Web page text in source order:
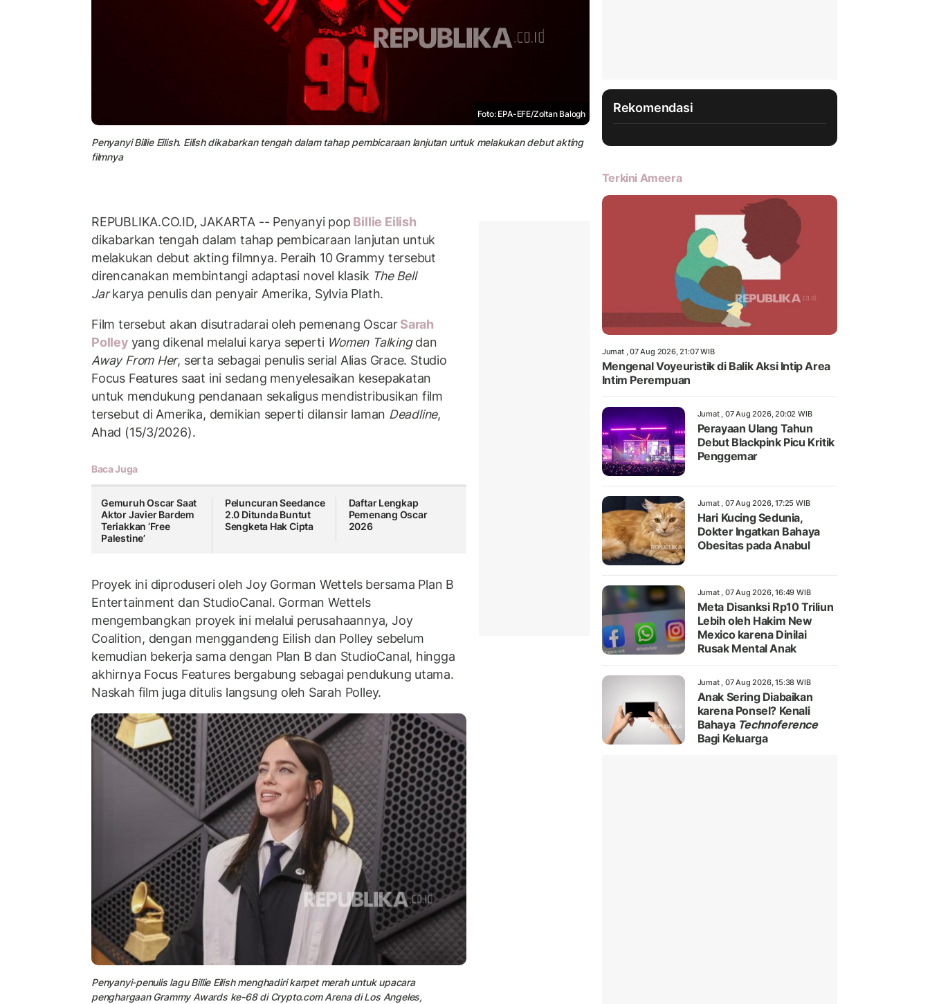
Foto: EPA-EFE/Zoltan Balogh
Penyanyi Billie Eilish. Eilish dikabarkan tengah dalam tahap pembicaraan lanjutan untuk melakukan debut akting
filmnya
REPUBLIKA.CO.ID, JAKARTA -- Penyanyi pop Billie Eilish
dikabarkan tengah dalam tahap pembicaraan lanjutan untuk
melakukan debut akting filmnya. Peraih 10 Grammy tersebut
direncanakan membintangi adaptasi novel klasik The Bell
Jarkarya penulis dan penyair Amerika, Sylvia Plath.
Film tersebut akan disutradarai oleh pemenang OscarSarah
Polley yang dikenal melalui karya seperti Women Talkingdan
Away From Her, serta sebagai penulis serial Alias Grace. Studio
Focus Features saat ini sedang menyelesaikan kesepakatan
untuk mendukung pendanaan sekaligus mendistribusikan film
tersebut di Amerika, demikian seperti dilansir laman Deadline,
Ahad (15/3/2026).
Baca Juga
Gemuruh Oscar Saat
Aktor Javier Bardem
Teriakkan ‘Free
Palestine’
Peluncuran Seedance
2.0 Ditunda Buntut
Sengketa Hak Cipta
Daftar Lengkap
Pemenang Oscar
2026
Proyek ini diproduseri oleh Joy Gorman Wettels bersama Plan B
Entertainment dan StudioCanal. Gorman Wettels
mengembangkan proyek ini melalui perusahaannya, Joy
Coalition, dengan menggandeng Eilish dan Polley sebelum
kemudian bekerja sama dengan Plan B dan StudioCanal, hingga
akhirnya Focus Features bergabung sebagai pendukung utama.
Naskah film juga ditulis langsung oleh Sarah Polley.
Penyanyi-penulis lagu Billie Eilish menghadiri karpet merah untuk upacara
penghargaan Grammy Awards ke-68 di Crypto.com Arena di Los Angeles,
Rekomendasi
Terkini Ameera
Jumat , 07 Aug 2026, 21:07 WIB
Mengenal Voyeuristik di Balik Aksi Intip Area
Intim Perempuan
Jumat , 07 Aug 2026, 20:02 WIB
Perayaan Ulang Tahun
Debut Blackpink Picu Kritik
Penggemar
Jumat , 07 Aug 2026, 17:25 WIB
Hari Kucing Sedunia,
Dokter Ingatkan Bahaya
Obesitas pada Anabul
Jumat , 07 Aug 2026, 16:49 WIB
Meta Disanksi Rp10 Triliun
Lebih oleh Hakim New
Mexico karena Dinilai
Rusak Mental Anak
Jumat , 07 Aug 2026, 15:38 WIB
Anak Sering Diabaikan
karena Ponsel? Kenali
Bahaya Technoference
Bagi Keluarga